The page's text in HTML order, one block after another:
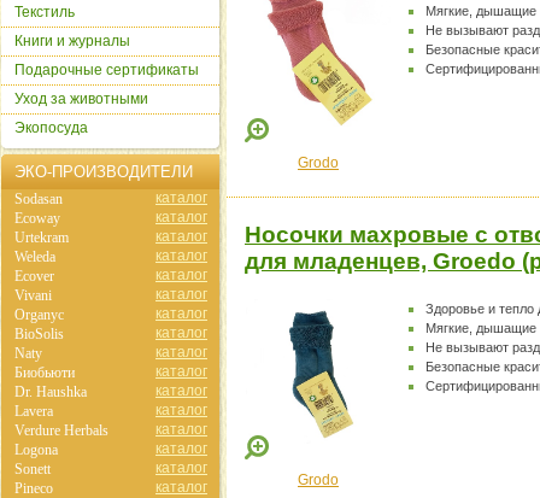
Мягкие, дышащие
Не вызывают
Безопасные
Grodo
Носочки махровые с
для младенцев, Groedo
Здоровье и
Мягкие, дышащие
Не вызывают
Безопасные
Grodo
Текстиль
Книги и журналы
Подарочные сертификаты
Уход за животными
Экопосуда
ЭКО-ПРОИЗВОДИТЕЛИ
Sodasan
каталог
Ecoway
каталог
Urtekram
каталог
Weleda
каталог
Ecover
каталог
Vivani
каталог
Organyc
каталог
BioSolis
каталог
Naty
каталог
Биобьюти
каталог
Dr. Haushka
каталог
Lavera
каталог
Verdure Herbals
каталог
Logona
каталог
Sonett
каталог
Pineco
каталог